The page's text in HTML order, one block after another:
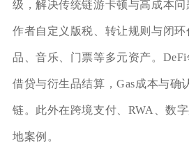
级，解决传统链游卡顿与高成本问
作者自定义版税、转让规则与闭
品、音乐、门票等多元资产。DeFi
借贷与衍生品结算，Gas成本与确
链。此外在跨境支付、RWA、数
地案例。